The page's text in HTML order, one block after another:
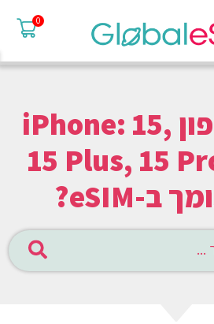
0
האם האייפון iPhone: 15,
15 Plus, 15